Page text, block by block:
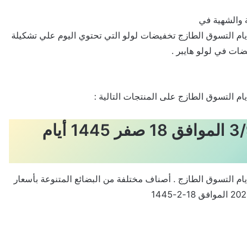
لولو الرياض اليوم 3/9/2023 الموافق 18 صفر 1445 أيام التسوق الطازج تخفيضات لولو التي تحتوي اليوم علي تشكيلة
في لولو هايبر .
عروض لولو الرياض اليوم 3/9/2023 الموافق 18 صفر 1445 أيام
لولو الرياض اليوم 3/9/2023 الموافق 18 صفر 1445 أيام التسوق الطازج . أصناف مختلفة من البضائع المتنوعة بأسعار